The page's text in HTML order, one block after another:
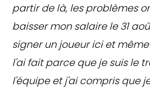
partir de là, les problèmes
baisser mon salaire le 31
signer un joueur ici et
l'ai fait parce que je suis le
l'équipe et j'ai compris que